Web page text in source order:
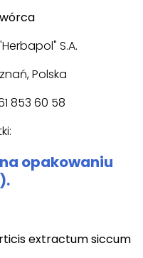
S.A.
Polska
853 60 58
opakowaniu
extractum siccum